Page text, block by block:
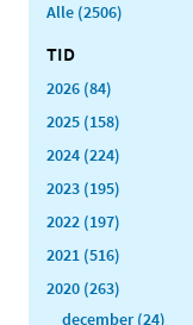
Alle (2506)
TID
2026 (84)
2025 (158)
2024 (224)
2023 (195)
2022 (197)
2021 (516)
2020 (263)
december (24)